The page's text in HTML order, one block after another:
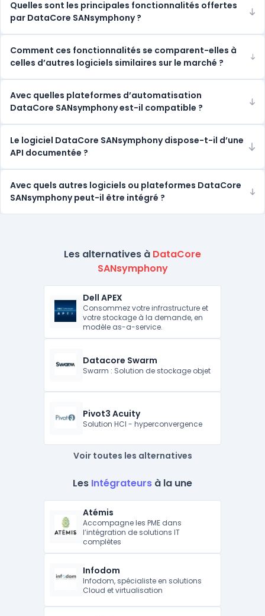
Quelles sont les principales fonctionnalités offertes
par DataCore SANsymphony ?
Comment ces fonctionnalités se comparent-elles à
celles d’autres logiciels similaires sur le marché ?
Avec quelles plateformes d’automatisation
DataCore SANsymphony est-il compatible ?
Le logiciel DataCore SANsymphony dispose-t-il d’une
API documentée ?
Avec quels autres logiciels ou plateformes DataCore
SANsymphony peut-il être intégré ?
Les alternatives à DataCore
SANsymphony
Dell APEX
Consommez votre infrastructure et
votre stockage à la demande, en
modèle as-a-service.
Datacore Swarm
Swarm : Solution de stockage objet
Pivot3 Acuity
Solution HCI - hyperconvergence
Voir toutes les alternatives
Les Intégrateurs à la une
Atémis
Accompagne les PME dans
l’intégration de solutions IT
complètes
Infodom
Infodom, spécialiste en solutions
Cloud et virtualisation